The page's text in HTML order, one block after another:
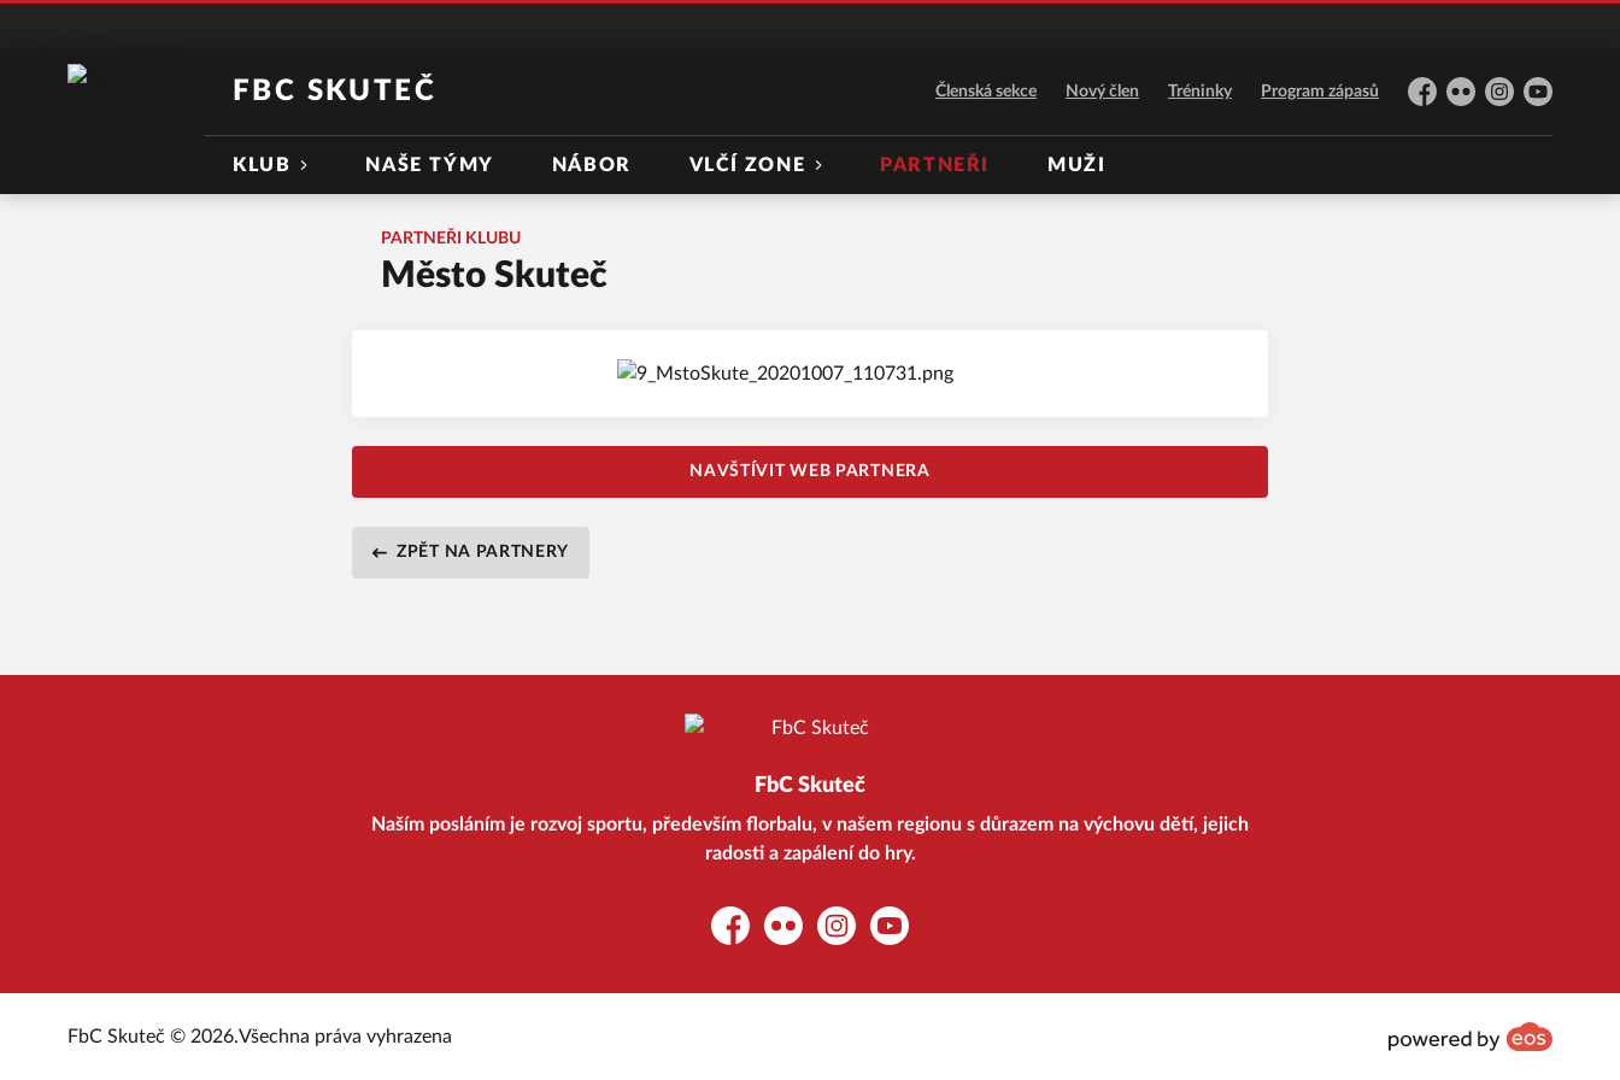
FBC SKUTEČ Členská sekce Nový člen Tréninky Program zápasů
Facebook
FlickrInstagramYouTube
KLUB NAŠE TÝMY NÁBOR VLČÍ ZONE PARTNEŘI MUŽI
PARTNEŘI KLUBU
Město Skuteč
NAVŠTÍVIT WEB PARTNERA
ZPĚT NA PARTNERY
FbC Skuteč
Naším posláním je rozvoj sportu, především florbalu, v našem regionu s důrazem na výchovu dětí, jejich
radosti a zapálení do hry.
FacebookFlickr InstagramYouTube
FbC Skuteč © 2026.Všechna práva vyhrazena